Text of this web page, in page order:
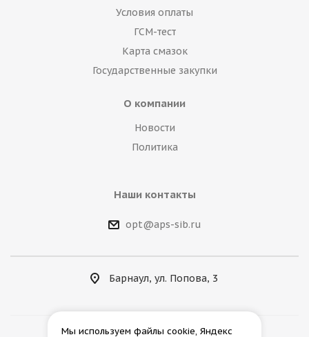
Условия оплаты
ГСМ-тест
Карта смазок
Государственные закупки
О компании
Новости
Политика
Наши контакты
opt@aps-sib.ru
Барнаул, ул. Попова, 3
Мы используем файлы cookie, Яндекс